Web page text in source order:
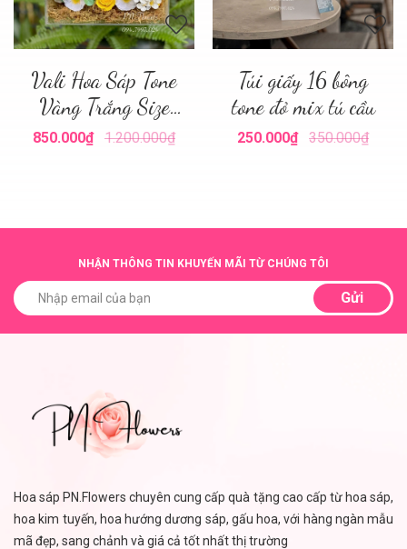
Vali Hoa Sáp Tone
Vàng Trắng Size
Nhỏ
850.000₫ 1.200.000₫
Túi giấy 16 bông
tone đỏ mix tú cầu
250.000₫ 350.000₫
NHẬN THÔNG TIN KHUYẾN MÃI TỪ CHÚNG TÔI
Gửi
Hoa sáp PN.Flowers chuyên cung cấp quà tặng cao cấp từ hoa sáp,
hoa kim tuyến, hoa hướng dương sáp, gấu hoa, với hàng ngàn mẫu
mã đẹp, sang chảnh và giá cả tốt nhất thị trường